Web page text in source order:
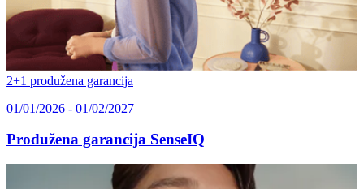
2+1 produžena garancija
01/01/2026 - 01/02/2027
Produžena garancija SenseIQ